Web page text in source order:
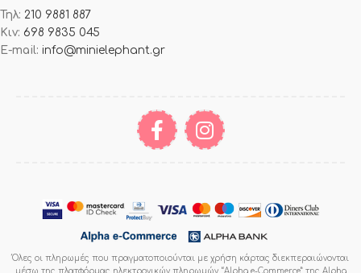
Τηλ: 210 9881 887
Κιν: 698 9835 045
E-mail: info@minielephant.gr
Όλες οι πληρωμές που πραγματοποιούνται με χρήση κάρτας διεκπεραιώνονται
μέσω της πλατφόρμας ηλεκτρονικών πληρωμών “Alpha e-Commerce” της Alpha